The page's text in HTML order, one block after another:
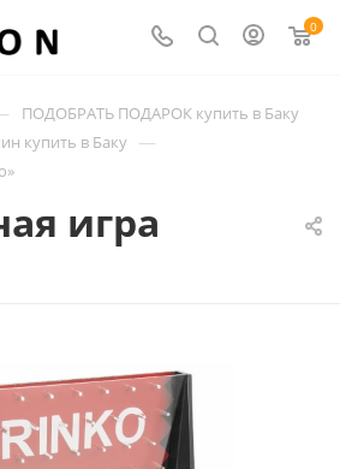
0
ПОДОБРАТЬ ПОДАРОК купить в Баку
купить в Баку —
игра